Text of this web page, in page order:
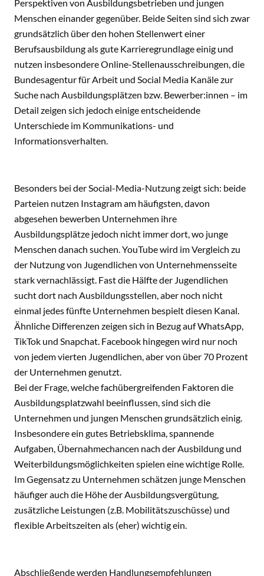
Perspektiven von Ausbildungsbetrieben und jungen
Menschen einander gegenüber. Beide Seiten sind sich zwar
grundsätzlich über den hohen Stellenwert einer
Berufsausbildung als gute Karrieregrundlage einig und
nutzen insbesondere Online-Stellenausschreibungen, die
Bundesagentur für Arbeit und Social Media Kanäle zur
Suche nach Ausbildungsplätzen bzw. Bewerber:innen – im
Detail zeigen sich jedoch einige entscheidende
Unterschiede im Kommunikations- und
Informationsverhalten.
Besonders bei der Social-Media-Nutzung zeigt sich: beide
Parteien nutzen Instagram am häufigsten, davon
abgesehen bewerben Unternehmen ihre
Ausbildungsplätze jedoch nicht immer dort, wo junge
Menschen danach suchen. YouTube wird im Vergleich zu
der Nutzung von Jugendlichen von Unternehmensseite
stark vernachlässigt. Fast die Hälfte der Jugendlichen
sucht dort nach Ausbildungsstellen, aber noch nicht
einmal jedes fünfte Unternehmen bespielt diesen Kanal.
Ähnliche Differenzen zeigen sich in Bezug auf WhatsApp,
TikTok und Snapchat. Facebook hingegen wird nur noch
von jedem vierten Jugendlichen, aber von über 70 Prozent
der Unternehmen genutzt.
Bei der Frage, welche fachübergreifenden Faktoren die
Ausbildungsplatzwahl beeinflussen, sind sich die
Unternehmen und jungen Menschen grundsätzlich einig.
Insbesondere ein gutes Betriebsklima, spannende
Aufgaben, Übernahmechancen nach der Ausbildung und
Weiterbildungsmöglichkeiten spielen eine wichtige Rolle.
Im Gegensatz zu Unternehmen schätzen junge Menschen
häufiger auch die Höhe der Ausbildungsvergütung,
zusätzliche Leistungen (z.B. Mobilitätszuschüsse) und
flexible Arbeitszeiten als (eher) wichtig ein.
Abschließende werden Handlungsempfehlungen